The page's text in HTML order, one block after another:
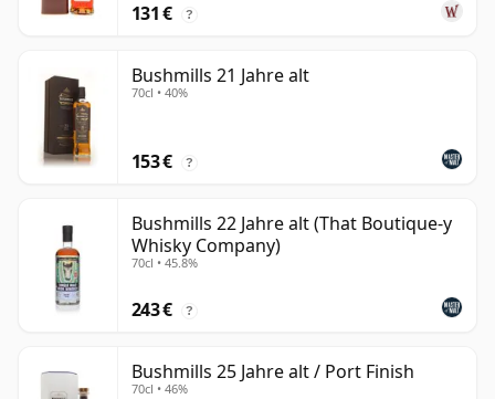
131 € ?
Bushmills 21 Jahre alt
70cl • 40%
153 € ?
Bushmills 22 Jahre alt (That Boutique-y
Whisky Company)
70cl • 45.8%
243 € ?
Bushmills 25 Jahre alt / Port Finish
70cl • 46%